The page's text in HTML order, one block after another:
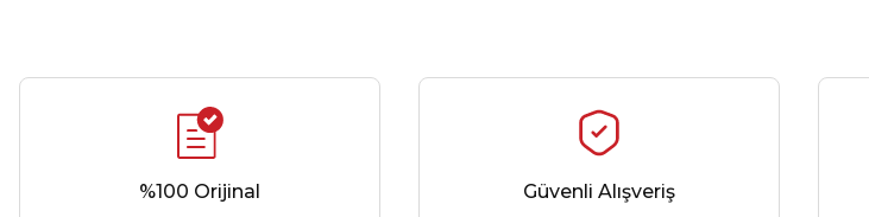
%100 Orijinal Güvenli Alışveriş